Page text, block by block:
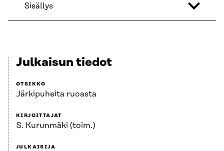
Sisällys
Julkaisun tiedot
OTSIKKO
Järkipuheita ruoasta
KIRJOITTAJAT
S. Kurunmäki (toim.)
JULKAISIJA